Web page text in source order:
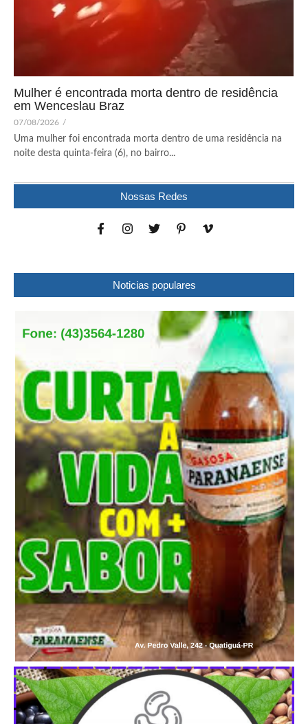
Mulher é encontrada morta dentro de residência
em Wenceslau Braz
07/08/2026 /
Uma mulher foi encontrada morta dentro de uma residência na
noite desta quinta-feira (6), no bairro...
Nossas Redes
Noticias populares